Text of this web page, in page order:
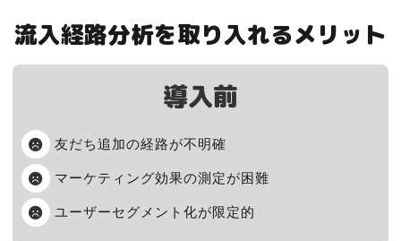
流入経路分析を取り入れるメリット
導入前
友だち追加の経路が不明確
マーケティング効果の測定が困難
ユーザーセグメント化が限定的